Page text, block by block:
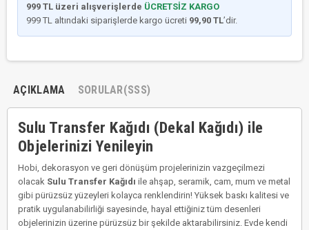
999 TL üzeri alışverişlerde ÜCRETSİZ KARGO
999 TL altındaki siparişlerde kargo ücreti 99,90 TL’dir.
AÇIKLAMA SORULAR(SSS)
Sulu Transfer Kağıdı (Dekal Kağıdı) ile
Objelerinizi Yenileyin
Hobi, dekorasyon ve geri dönüşüm projelerinizin vazgeçilmezi
olacak Sulu Transfer Kağıdı ile ahşap, seramik, cam, mum ve metal
gibi pürüzsüz yüzeyleri kolayca renklendirin! Yüksek baskı kalitesi ve
pratik uygulanabilirliği sayesinde, hayal ettiğiniz tüm desenleri
objelerinizin üzerine pürüzsüz bir şekilde aktarabilirsiniz. Evde kendi